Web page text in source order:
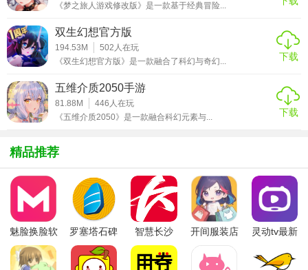
各种不同的玩法。丰富的战斗场景，炫丽的技能特效，简单
而有深度的游戏模式都将让您玩的停不下来。闲暇时刻点点
点，忙碌之时可放置，挂机打野享轻松！
《梦之旅人游戏修改版》是一款基于经典冒险...
双生幻想官方版
194.53M 502 人在玩
《双生幻想官方版》是一款融合了科幻与奇幻...
下载
五维介质2050手游
81.88M 446 人在玩
《五维介质2050》是一款融合科幻元素与...
下载
精品推荐
魅脸换脸软
件
罗塞塔石碑
安卓版
智慧长沙
app
开间服装店
灵动tv最新